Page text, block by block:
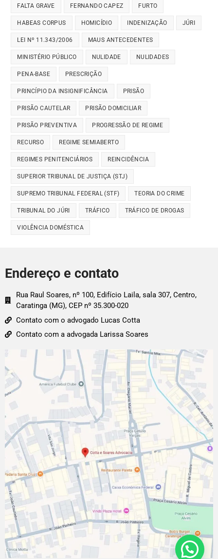
FALTA GRAVE FERNANDO CAPEZ FURTO
HABEAS CORPUS HOMICÍDIO INDENIZAÇÃO JÚRI
LEI Nº 11.343/2006 MAUS ANTECEDENTES
MINISTÉRIO PÚBLICO NULIDADE NULIDADES
PENA-BASE PRESCRIÇÃO
PRINCÍPIO DA INSIGNIFICÂNCIA PRISÃO
PRISÃO CAUTELAR PRISÃO DOMICILIAR
PRISÃO PREVENTIVA PROGRESSÃO DE REGIME
RECURSO REGIME SEMIABERTO
REGIMES PENITENCIÁRIOS REINCIDÊNCIA
SUPERIOR TRIBUNAL DE JUSTIÇA (STJ)
SUPREMO TRIBUNAL FEDERAL (STF) TEORIA DO CRIME
TRIBUNAL DO JÚRI TRÁFICO TRÁFICO DE DROGAS
VIOLÊNCIA DOMÉSTICA
Endereço e contato
Rua Raul Soares, nº 100, Edifício Laila, sala 307, Centro,
Caratinga (MG), CEP nº 35.300-020
Contato com o advogado Lucas Cotta
Contato com a advogada Larissa Soares